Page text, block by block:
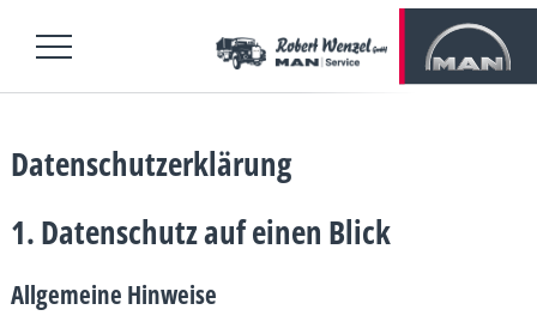
Datenschutzerklärung
1. Datenschutz auf einen Blick
Allgemeine Hinweise